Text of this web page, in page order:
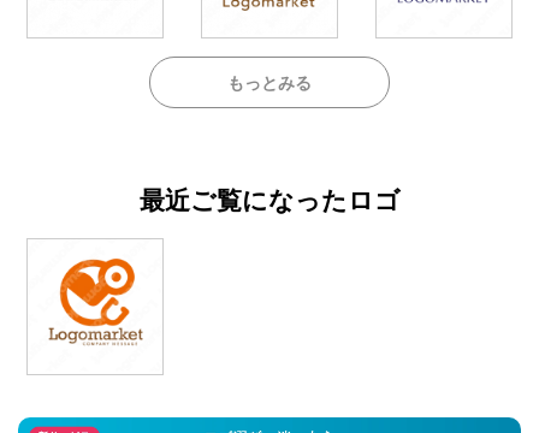
もっとみる
最近ご覧になったロゴ